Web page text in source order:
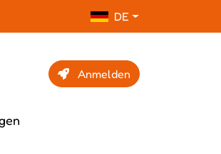
DE
Anmelden